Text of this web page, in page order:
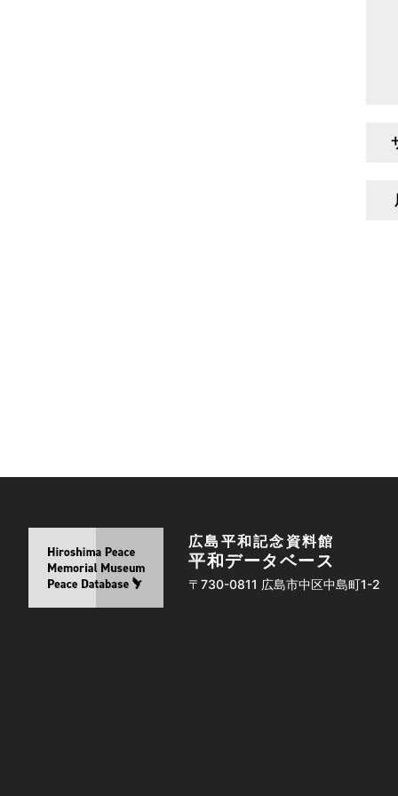
広島平和記念資料館
平和データベース
〒730-0811 広島市中区中島町1-2